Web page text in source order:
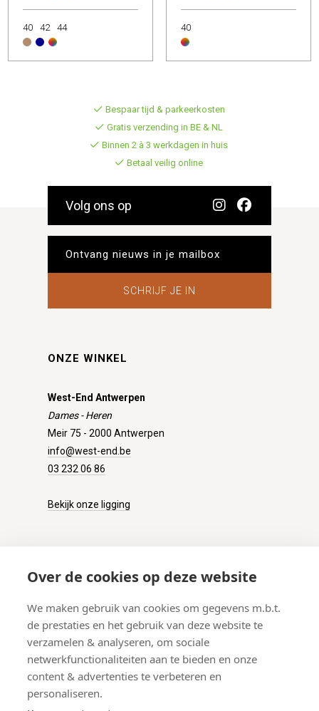
Over de cookies op deze website
We maken gebruik van cookies om gegevens m.b.t.
de prestaties en het gebruik van deze website te
verzamelen & analyseren, om sociale
netwerkfunctionaliteiten aan te bieden en onze
content & advertenties te verbeteren en
personaliseren.
40 42 44 40
Bespaar tijd & parkeerkosten
Gratis verzending in BE & NL
Binnen 2 à 3 werkdagen in huis
Betaal veilig online
Volg ons op
SCHRIJF JE IN
ONZE WINKEL
West-End Antwerpen
Dames - Heren
Meir 75 - 2000 Antwerpen
info@west-end.be
03 232 06 86
Bekijk onze ligging
Verzenden
Retourneren
Betalen
Veelgestelde vragen